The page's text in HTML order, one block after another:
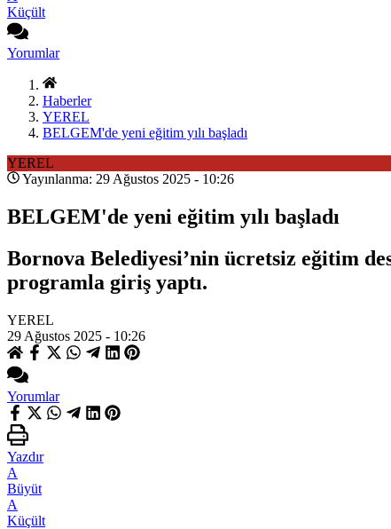
Küçült
Yorumlar
Haberler
YEREL
BELGEM'de yeni eğitim yılı başladı
YEREL
Yayınlanma: 29 Ağustos 2025 - 10:26
BELGEM'de yeni eğitim yılı başladı
Bornova Belediyesi’nin ücretsiz eğitim
programla giriş yaptı.
YEREL
29 Ağustos 2025 - 10:26
Yorumlar
Yazdır
A
Büyüt
A
Küçült